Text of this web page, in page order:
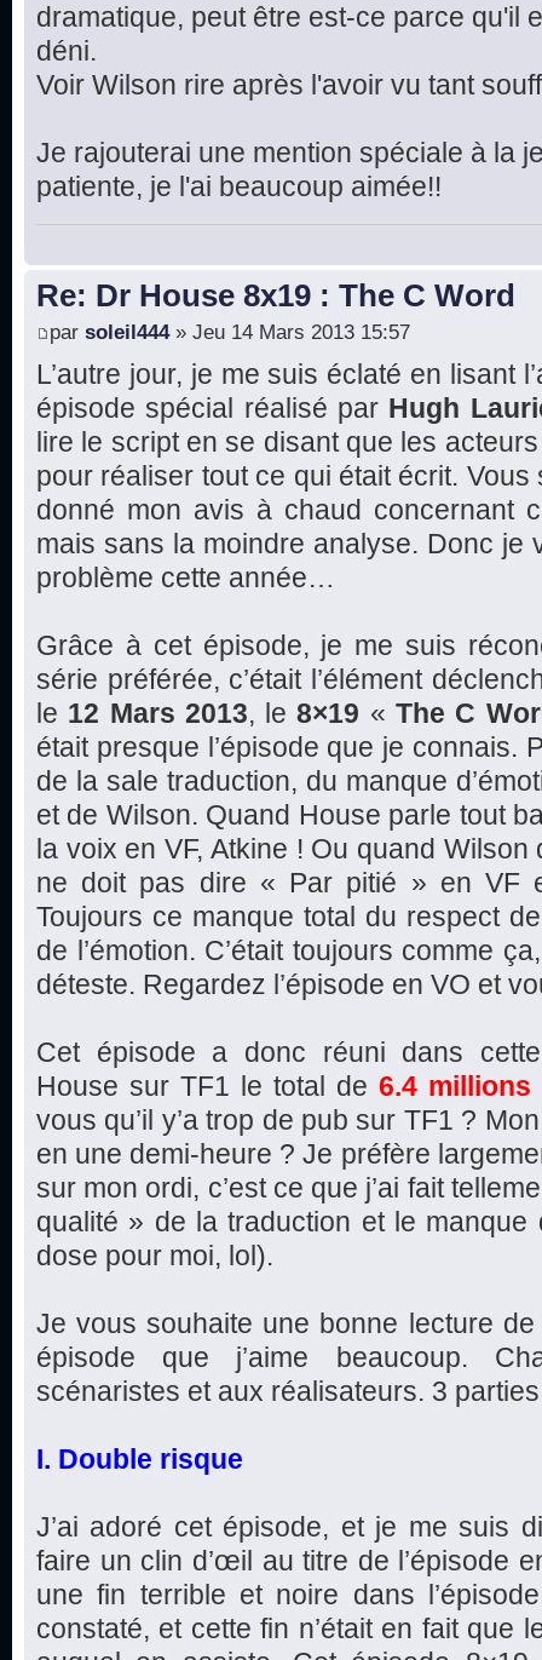
dramatique, peut être est-ce parce qu'il
déni.
Voir Wilson rire après l'avoir vu tant
Je rajouterai une mention spéciale à la
patiente, je l'ai beaucoup aimée!!
Re: Dr House 8x19 : The C Word
par soleil444» Jeu 14 Mars 2013 15:57
L’autre jour, je me suis éclaté en lisant
épisode spécial réalisé par Hugh
lire le script en se disant que les
pour réaliser tout ce qui était écrit. Vous
donné mon avis à chaud concernant
mais sans la moindre analyse. Donc je
problème cette année…
Grâce à cet épisode, je me suis
série préférée, c’était l’élément
le 12 Mars 2013, le8×19 « The C
était presque l’épisode que je connais.
de la sale traduction, du manque
et de Wilson. Quand House parle tout
la voix en VF, Atkine ! Ou quand Wilson
ne doit pas dire « Par pitié » en VF
Toujours ce manque total du respect
de l’émotion. C’était toujours comme
déteste. Regardez l’épisode en VO et
Cet épisode a donc réuni dans
House sur TF1 le total de6.4 millions
vous qu’il y’a trop de pub sur TF1 ?
en une demi-heure ? Je préfère
sur mon ordi, c’est ce que j’ai fait
qualité » de la traduction et le manque
dose pour moi, lol).
Je vous souhaite une bonne lecture
épisode que j’aime beaucoup.
scénaristes et aux réalisateurs. 3 parties
I. Double risque
J’ai adoré cet épisode, et je me suis
faire un clin d’œil au titre de l’épisode
une fin terrible et noire dans
constaté, et cette fin n’était en fait que